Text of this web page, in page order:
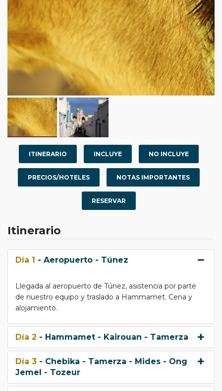
cultural sin renunciar al confort. Una aventura
irrepetible que combina a la perfección naturaleza,
tradición y espíritu de exploración.
ITINERARIO INCLUYE NO INCLUYE
PRECIOS/HOTELES NOTAS IMPORTANTES
RESERVAR
Itinerario
Día 1 - Aeropuerto - Túnez
Llegada al aeropuerto de Túnez, asistencia por parte
de nuestro equipo y traslado a Hammamet. Cena y
alojamiento.
Día 2 - Hammamet - Kairouan - Tamerza
Día 3 - Chebika - Tamerza - Mides - Ong
Jemel - Tozeur